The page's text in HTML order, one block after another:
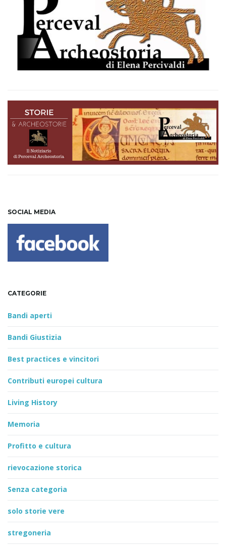
SOCIAL MEDIA
CATEGORIE
Bandi aperti
Bandi Giustizia
Best practices e vincitori
Contributi europei cultura
Living History
Memoria
Profitto e cultura
rievocazione storica
Senza categoria
solo storie vere
stregoneria